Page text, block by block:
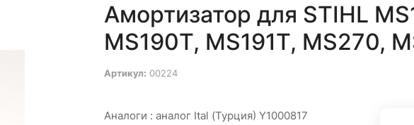
Амортизатор для STIHL
MS190T, MS191T, MS270,
Артикул: 00224
Аналоги : аналог Ital (Турция) Y1000817